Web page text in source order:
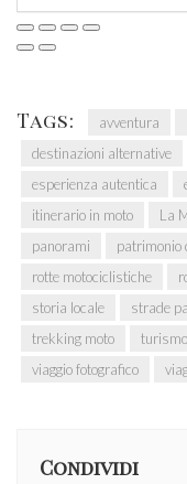
Tags: avventura
destinazioni alternative
esperienza autentica
itinerario in moto
La
panorami
patrimonio
rotte motociclistiche
storia locale
strade
trekking moto
viaggio fotografico
Condividi